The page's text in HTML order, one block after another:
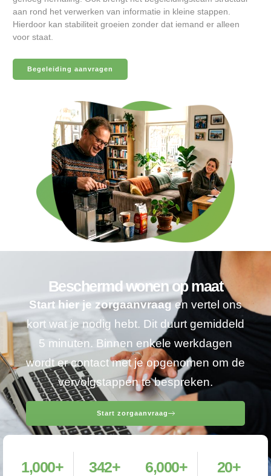
aan rond het verwerken van informatie in kleine stappen.
Hierdoor kan stabiliteit groeien zonder dat iemand er alleen
voor staat.
Begeleiding aanvragen
Beschermd wonen op maat
Start hier je zorgaanvraagen vertel ons
kort wat je nodig hebt. Dit duurt gemiddeld
5 minuten. Binnen enkele werkdagen
wordt er contact met je opgenomen om de
vervolgstappen te bespreken.
Start zorgaanvraag
1,000+ 342+ 6,000+ 20+